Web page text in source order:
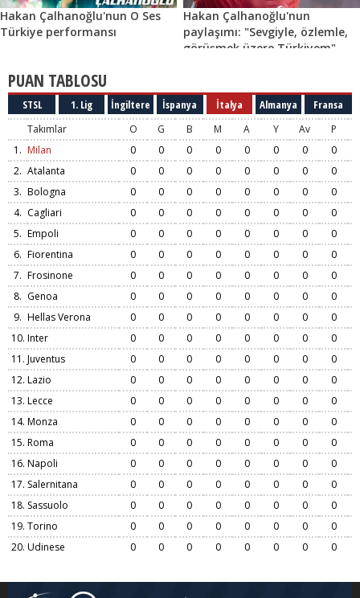
Hakan Çalhanoğlu'nun O Ses
Türkiye performansı
Hakan Çalhanoğlu'nun
paylaşımı: "Sevgiyle, özlemle,
görüşmek üzere Türkiyem"
PUAN TABLOSU
STSL 1. Lig İngiltere İspanya İtalya Almanya Fransa
Takımlar O G B M A Y Av
P
1. Milan 0 0 0 0 0 0 0
0
2. Atalanta 0 0 0 0 0 0 0
0
3. Bologna 0 0 0 0 0 0 0
0
4. Cagliari 0 0 0 0 0 0 0
0
5. Empoli 0 0 0 0 0 0 0
0
6. Fiorentina 0 0 0 0 0 0 0
0
7. Frosinone 0 0 0 0 0 0 0
0
8. Genoa 0 0 0 0 0 0 0
0
9. Hellas Verona 0 0 0 0 0 0 0
0
10. Inter 0 0 0 0 0 0 0
0
11. Juventus 0 0 0 0 0 0 0
0
12. Lazio 0 0 0 0 0 0 0
0
13. Lecce 0 0 0 0 0 0 0
0
14. Monza 0 0 0 0 0 0 0
0
15. Roma 0 0 0 0 0 0 0
0
16. Napoli 0 0 0 0 0 0 0
0
17. Salernitana 0 0 0 0 0 0 0
0
18. Sassuolo 0 0 0 0 0 0 0
0
19. Torino 0 0 0 0 0 0 0
0
20. Udinese 0 0 0 0 0 0 0 0